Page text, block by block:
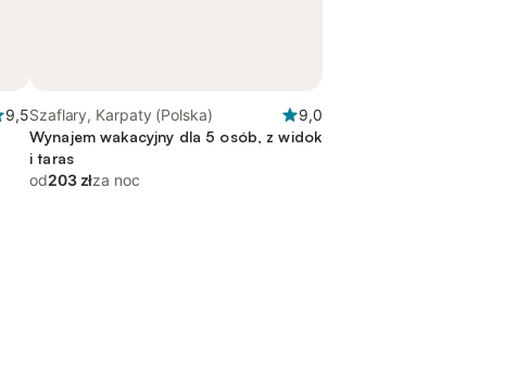
9,5Szaflary, Karpaty (Polska)
9,0
Wynajem wakacyjny dla 5 osób, z widok
i taras
od203 złza noc